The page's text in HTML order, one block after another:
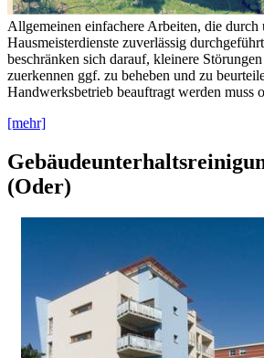
Allgemeinen einfachere Arbeiten, die durch
Hausmeisterdienste zuverlässig
beschränken sich darauf, kleinere
zuerkennen ggf. zu beheben und zu
Handwerksbetrieb beauftragt werden muss
[mehr]
(Oder)